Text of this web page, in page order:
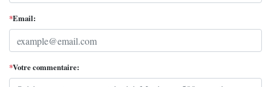
*Email:
*Votre commentaire: